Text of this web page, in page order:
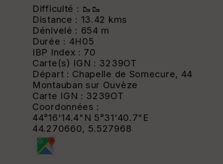
Difficulté : 🥾🥾
Distance : 13.42 kms
Dénivelé : 654 m
Durée : 4H05
IBP Index : 70
Carte(s) IGN : 3239OT
Départ : Chapelle de Somecure, 44
Montauban sur Ouvèze
Carte IGN : 3239OT
Coordonnées :
44°16'14.4"N 5°31'40.7"E
44.270660, 5.527968